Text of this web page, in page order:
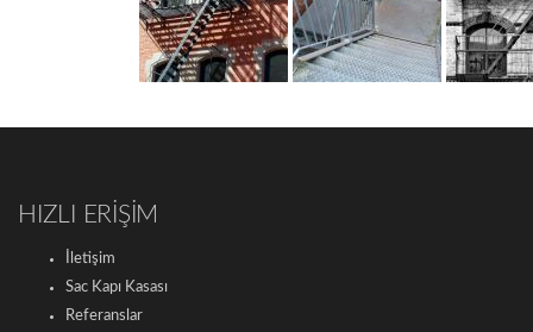
HIZLI ERİŞİM
İletişim
Sac Kapı Kasası
Referanslar